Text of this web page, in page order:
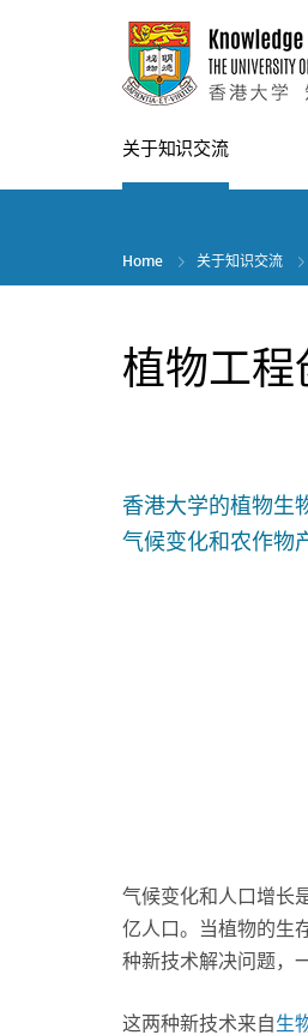
关于知识交流
Home 关于知识交流
植物工
香港大学的植物生
气候变化和农作物
气候变化和人口增长
亿人口。当植物的生
种新技术解决问题，
这两种新技术来自 生